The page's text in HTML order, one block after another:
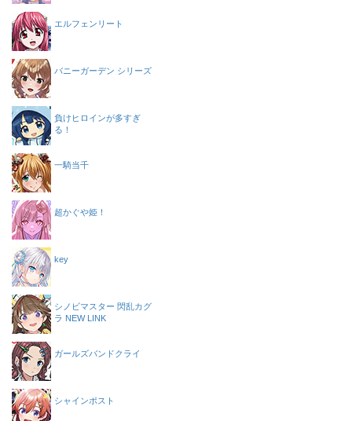
エルフェンリート
バニーガーデン シリーズ
負けヒロインが多すぎ
る！
一騎当千
超かぐや姫！
key
シノビマスター 閃乱カグ
ラ NEW LINK
ガールズバンドクライ
シャインポスト